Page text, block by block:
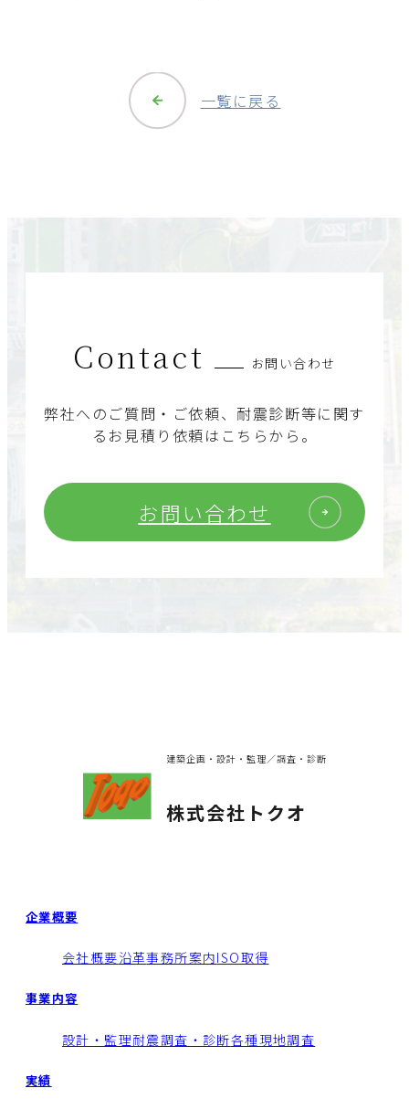
一覧に戻る
Contact お問い合わせ
弊社へのご質問・ご依頼、耐震診断等に関す
るお見積り依頼はこちらから。
お問い合わせ
建築企画・設計・監理／調査・診断
株式会社トクオ
企業概要
会社概要沿革事務所案内ISO取得
事業内容
設計・監理耐震調査・診断各種現地調査
実績